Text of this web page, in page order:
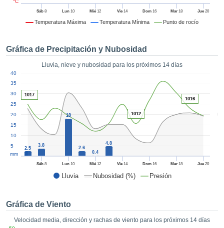
seguir
contenido
coste.
el botón
a la
la
de todas
ya sean
nuestros
nos
un perfil
para
y
CONFIGURACIÓN
Temperatura Máxima Temperatura Mínima Punto de rocío
Sáb8 Lun 10 Mié 12 Vie 14 Dom16 Mar18 Jue 20
°C
Gráfica de Precipitación y Nubosidad
Lluvia, nieve y nubosidad para los próximos 14 días
Lluvia Nubosidad (%) Presión
50
Sáb8 Lun 10 Mié 12 Vie 14 Dom16 Mar18 Jue 20
5
10
15
20
25
30
35
40
mm
2.5
3.8
18
2.6
0.4
4.8
1017
1012
1016
Gráfica de Viento
Velocidad media, dirección y rachas de viento para los próximos 14 días